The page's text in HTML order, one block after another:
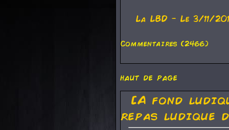
La LBD - Le 3/11/
Commentaires (2466)
haut de page
[A fond
repas ludique